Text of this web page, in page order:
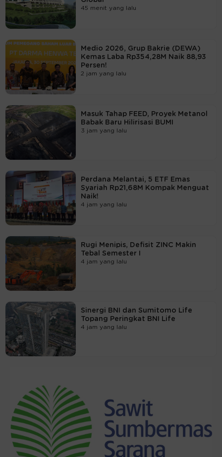
45 menit yang lalu
Medio 2026, Grup Bakrie (DEWA)
Kemas Laba Rp354,28M Naik 88,93
Persen!
2 jam yang lalu
Masuk Tahap FEED, Proyek Metanol
Babak Baru Hilirisasi BUMI
3 jam yang lalu
Perdana Melantai, 5 ETF Emas
Syariah Rp21,68M Kompak Menguat
Naik!
4 jam yang lalu
Rugi Menipis, Defisit ZINC Makin
Tebal Semester I
4 jam yang lalu
Sinergi BNI dan Sumitomo Life
Topang Peringkat BNI Life
4 jam yang lalu